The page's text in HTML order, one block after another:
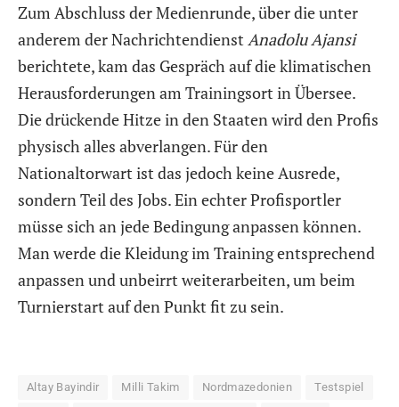
Zum Abschluss der Medienrunde, über die unter
anderem der Nachrichtendienst Anadolu Ajansi
berichtete, kam das Gespräch auf die klimatischen
Herausforderungen am Trainingsort in Übersee.
Die drückende Hitze in den Staaten wird den Profis
physisch alles abverlangen. Für den
Nationaltorwart ist das jedoch keine Ausrede,
sondern Teil des Jobs. Ein echter Profisportler
müsse sich an jede Bedingung anpassen können.
Man werde die Kleidung im Training entsprechend
anpassen und unbeirrt weiterarbeiten, um beim
Turnierstart auf den Punkt fit zu sein.
Altay Bayindir Milli Takim Nordmazedonien Testspiel